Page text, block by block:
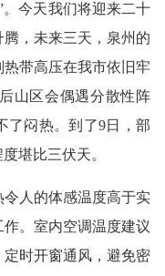
今天我们将迎来二十
，未来三天，泉州的
带高压在我市依旧牢
山区会偶遇分散性阵
了闷热。到了9日，部
堪比三伏天。
人的体感温度高于实
。室内空调温度建议
时开窗通风，避免密